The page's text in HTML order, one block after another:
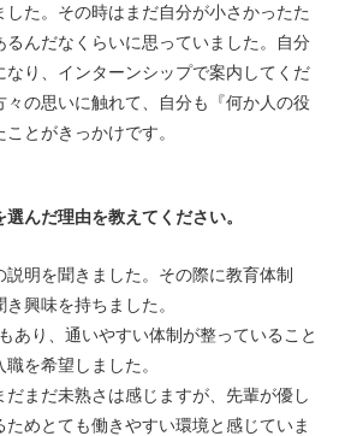
た。その時はまだ自分が小さかったた
るんだなくらいに思っていました。自分
なり、インターンシップで案内してくだ
々の思いに触れて、自分も『何か人の役
とがきっかけです。
んだ理由を教えてください。
説明を聞きました。その際に教育体制
興味を持ちました。
あり、通いやすい体制が整っていること
を希望しました。
まだ未熟さは感じますが、先輩が優し
ためとても働きやすい環境と感じていま